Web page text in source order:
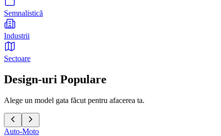
Semnalistică
Industrii
Sectoare
Design-uri Populare
Alege un model gata făcut pentru afacerea ta.
Auto-Moto